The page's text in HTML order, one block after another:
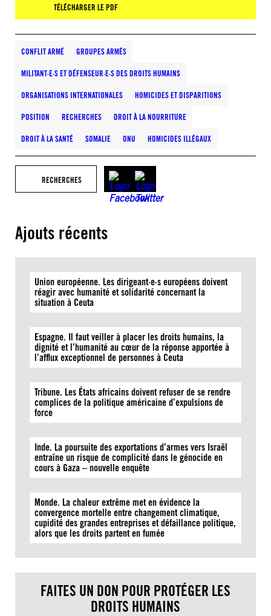
TÉLÉCHARGER LE PDF
CONFLIT ARMÉ GROUPES ARMÉS
MILITANT·E·S ET DÉFENSEUR·E·S DES DROITS HUMAINS
ORGANISATIONS INTERNATIONALES HOMICIDES ET DISPARITIONS
POSITION RECHERCHES DROIT À LA NOURRITURE
DROIT À LA SANTÉ SOMALIE ONU HOMICIDES ILLÉGAUX
RECHERCHES
Ajouts récents
Union européenne. Les dirigeant·e·s européens doivent
réagir avec humanité et solidarité concernant la
situation à Ceuta
Espagne. Il faut veiller à placer les droits humains, la
dignité et l’humanité au cœur de la réponse apportée à
l’afflux exceptionnel de personnes à Ceuta
Tribune. Les États africains doivent refuser de se rendre
complices de la politique américaine d’expulsions de
force
Inde. La poursuite des exportations d’armes vers Israël
entraîne un risque de complicité dans le génocide en
cours à Gaza – nouvelle enquête
Monde. La chaleur extrême met en évidence la
convergence mortelle entre changement climatique,
cupidité des grandes entreprises et défaillance politique,
alors que les droits partent en fumée
FAITES UN DON POUR PROTÉGER LES
DROITS HUMAINS